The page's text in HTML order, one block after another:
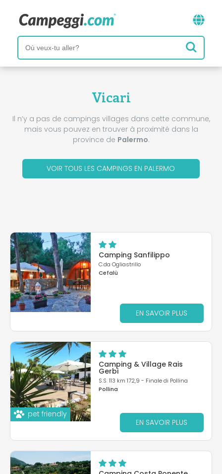
Vicari
Il n’y a pas de campings villages dans cette commune,
mais vous pouvez en trouver à proximité dans la
province de Palermo.
VOIR TOUS LES CAMPINGS EN PALERMO
Camping Sanfilippo
C.da Ogliastrillo
Cefalù
EN SAVOIR PLUS
pet friendly
Camping & Village Rais
Gerbi
S.S. 113 km 172,9 - Finale di Pollina
Pollina
EN SAVOIR PLUS